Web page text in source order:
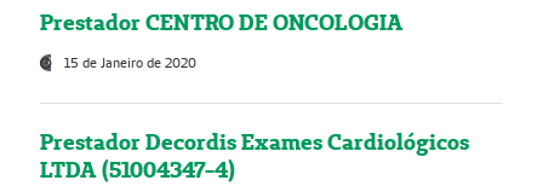
Prestador CENTRO DE ONCOLOGIA
15 de Janeiro de 2020
Prestador Decordis Exames Cardiológicos
LTDA (51004347-4)